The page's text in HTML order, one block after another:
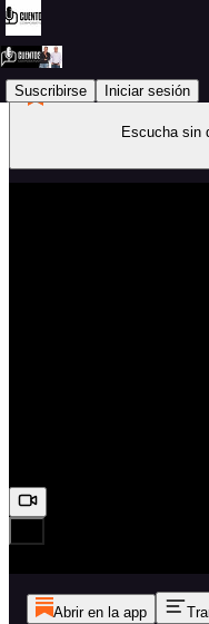
Suscribirse Iniciar sesión
Escucha sin
Abrir en la app